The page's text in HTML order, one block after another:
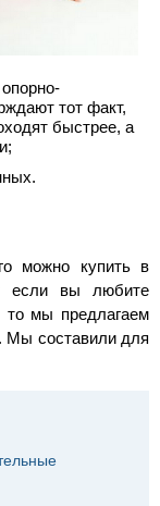
тот факт,
быстрее, а
можно купить в
если вы любите
то мы предлагаем
Мы составили для